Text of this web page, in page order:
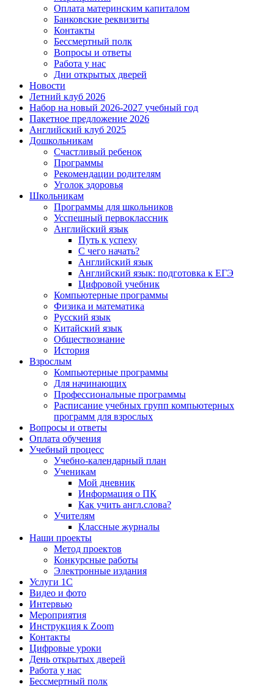
Оплата материнским капиталом
Банковские реквизиты
Контакты
Бессмертный полк
Вопросы и ответы
Работа у нас
Дни открытых дверей
Новости
Летний клуб 2026
Набор на новый 2026-2027 учебный год
Пакетное предложение 2026
Английский клуб 2025
Дошкольникам
Счастливый ребенок
Программы
Рекомендации родителям
Уголок здоровья
Школьникам
Программы для школьников
Усспешный первоклассник
Английский язык
Путь к успеху
С чего начать?
Английский язык
Английский язык: подготовка к ЕГЭ
Цифровой учебник
Компьютерные программы
Физика и математика
Русский язык
Китайский язык
Обществознание
История
Взрослым
Компьютерные программы
Для начинающих
Профессиональные программы
Расписание учебных групп компьютерных
программ для взрослых
Вопросы и ответы
Оплата обучения
Учебный процесс
Учебно-календарный план
Ученикам
Мой дневник
Информация о ПК
Как учить англ.слова?
Учителям
Классные журналы
Наши проекты
Метод проектов
Конкурсные работы
Электронные издания
Услуги 1C
Видео и фото
Интервью
Мероприятия
Инструкция к Zoom
Контакты
Цифровые уроки
День открытых дверей
Работа у нас
Бессмертный полк